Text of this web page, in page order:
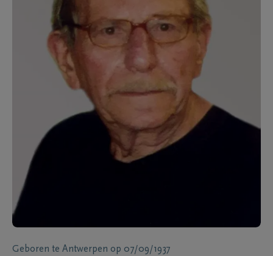
Geboren te Antwerpen op 07/09/1937